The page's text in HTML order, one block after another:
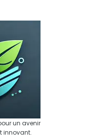
un avenir
innovant.